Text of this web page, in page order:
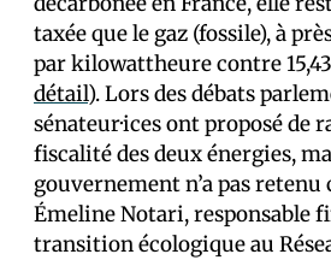
taxée que le gaz (fossile), à
par kilowattheure contre
détail). Lors des débats
sénateur·ices ont proposé de
fiscalité des deux énergies,
gouvernement n’a pas
Émeline Notari, responsable
transition écologique au